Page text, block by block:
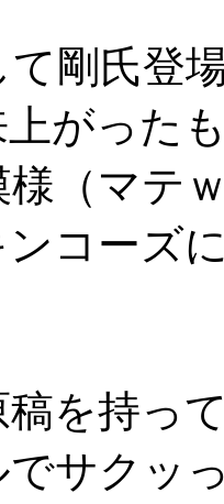
て剛氏登
上がった
（マテ
ンコーズ
稿を持っ
サクッ